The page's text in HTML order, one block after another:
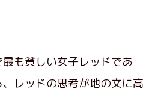
も貧しい女子レッドであ
レッドの思考が地の文に高